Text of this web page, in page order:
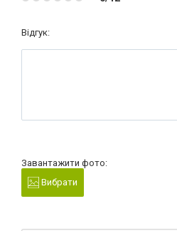
Відгук:
Завантажити фото:
Вибрати